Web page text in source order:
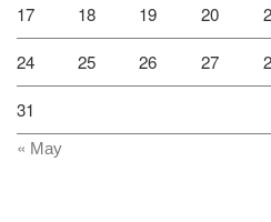
17 18 19 20
24 25 26 27
31
« Мау